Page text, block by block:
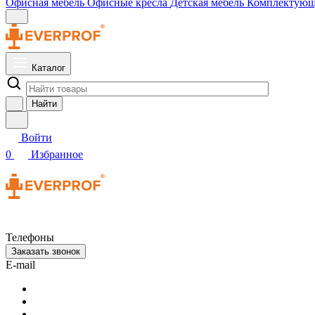
Офисная мебель Офисные кресла Детская мебель
Каталог
Найти
Войти
0
Избранное
Телефоны
Заказать звонок
E-mail